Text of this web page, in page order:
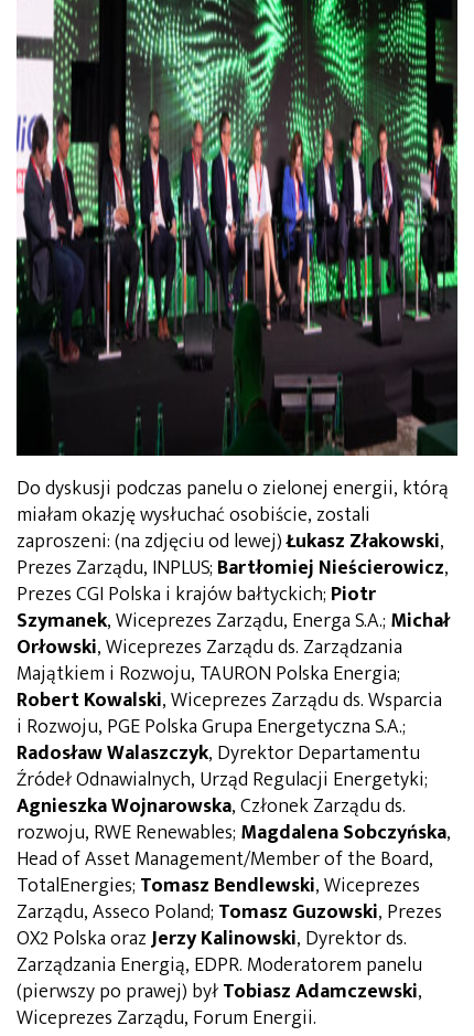
Do dyskusji podczas panelu o zielonej energii, którą
miałam okazję wysłuchać osobiście, zostali
zaproszeni: (na zdjęciu od lewej)Łukasz Złakowski,
Prezes Zarządu, INPLUS; Bartłomiej Nieścierowicz,
Prezes CGI Polska i krajów bałtyckich; Piotr
Szymanek, Wiceprezes Zarządu, Energa S.A.; Michał
Orłowski, Wiceprezes Zarządu ds. Zarządzania
Majątkiem i Rozwoju, TAURON Polska Energia;
Robert Kowalski, Wiceprezes Zarządu ds. Wsparcia
i Rozwoju, PGE Polska Grupa Energetyczna S.A.;
Radosław Walaszczyk, Dyrektor Departamentu
Źródeł Odnawialnych, Urząd Regulacji Energetyki;
Agnieszka Wojnarowska, Członek Zarządu ds.
rozwoju, RWE Renewables; Magdalena Sobczyńska,
Head of Asset Management/Member of the Board,
TotalEnergies; Tomasz Bendlewski, Wiceprezes
Zarządu, Asseco Poland; Tomasz Guzowski, Prezes
OX2 Polska orazJerzy Kalinowski, Dyrektor ds.
Zarządzania Energią, EDPR. Moderatorem panelu
(pierwszy po prawej) byłTobiasz Adamczewski,
Wiceprezes Zarządu, Forum Energii.